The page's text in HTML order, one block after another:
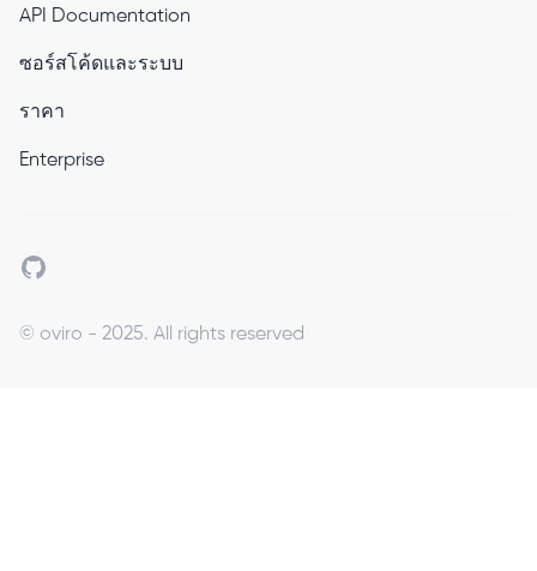
API Documentation
ซอร์สโค้ดและระบบ
ราคา
Enterprise
Github
© oviro - 2025. All rights reserved